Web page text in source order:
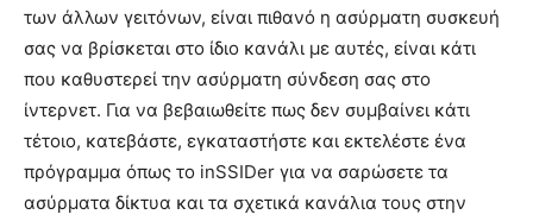
των άλλων γειτόνων, είναι πιθανό η ασύρματη συσκευή
σας να βρίσκεται στο ίδιο κανάλι με αυτές, είναι κάτι
που καθυστερεί την ασύρματη σύνδεση σας στο
ίντερνετ. Για να βεβαιωθείτε πως δεν συμβαίνει κάτι
τέτοιο, κατεβάστε, εγκαταστήστε και εκτελέστε ένα
πρόγραμμα όπως το inSSIDer για να σαρώσετε τα
ασύρματα δίκτυα και τα σχετικά κανάλια τους στην